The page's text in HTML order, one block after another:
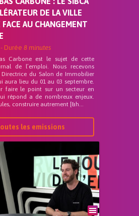
DE LA VILLE
FACE AU CHANGEMENT
- Durée 8 minutes
Carbone est le sujet de cette
de l’emploi. Nous recevons
Directrice du Salon de Immobilier
aura lieu du 01 au 03 septembre.
faire le point sur un secteur en
répond a de nombreux enjeux.
construire autrement [&h...
les emissions